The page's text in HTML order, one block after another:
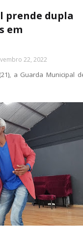
prende dupla
em
22, 2022
a Guarda Municipal